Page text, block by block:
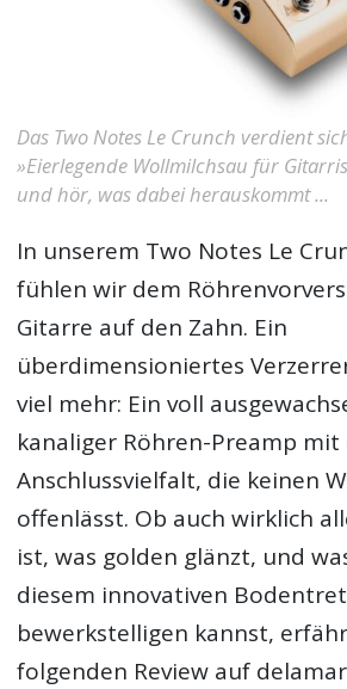
Das Two Notes Le Crunch verdient
»Eierlegende Wollmilchsau für
und hör, was dabei herauskommt ...
In unserem Two Notes Le
fühlen wir dem
Gitarre auf den Zahn. Ein
überdimensioniertes
viel mehr: Ein voll
kanaliger Röhren-Preamp mit
Anschlussvielfalt, die keinen
offenlässt. Ob auch wirklich
ist, was golden glänzt, und
diesem innovativen
bewerkstelligen kannst,
folgenden Review auf